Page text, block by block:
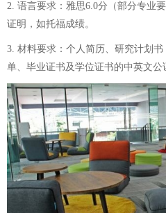
2. 语言要求：雅思6.0分（部分专业
证明，如托福成绩。
3. 材料要求：个人简历、研究计划
单、毕业证书及学位证书的中英文公